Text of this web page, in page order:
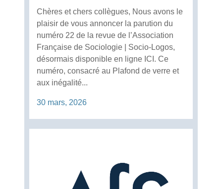
Chères et chers collègues, Nous avons le
plaisir de vous annoncer la parution du
numéro 22 de la revue de l’Association
Française de Sociologie | Socio-Logos,
désormais disponible en ligne ICI. Ce
numéro, consacré au Plafond de verre et
aux inégalité...
30 mars, 2026